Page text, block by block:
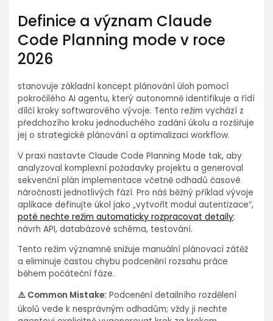
Definice a význam Claude
Code Planning mode v roce
2026
stanovuje základní koncept plánování úloh pomocí
pokročilého AI agentu, který autonomně ⁢identifikuje a řídí
dílčí kroky softwarového vývoje. Tento režim⁤ vychází z⁢
předchozího kroku jednoduchého zadání úkolu a rozšiřuje
jej o strategické plánování a optimalizaci workflow.
V praxi nastavte Claude Code Planning Mode tak, aby
analyzoval⁣ komplexní⁣ požadavky projektu a generoval
sekvenční plán implementace včetně odhadů časové
náročnosti jednotlivých fází. Pro náš běžný ⁢příklad vývoje
aplikace definujte úkol jako „vytvořit⁤ modul autentizace“,
poté nechte režim automaticky rozpracovat detaily:
návrh API, databázové schéma, testování.
Tento režim významně ⁣snižuje manuální plánovací zátěž
a eliminuje častou chybu podcenění rozsahu práce
během počáteční fáze.
⚠️ Common Mistake: Podcenění detailního rozdělení
úkolů vede k nesprávným odhadům; vždy ji nechte